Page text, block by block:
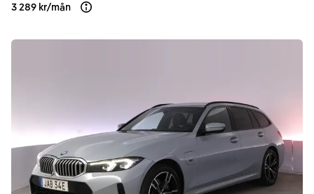
3 289 kr/mån Läs mer om finansiering